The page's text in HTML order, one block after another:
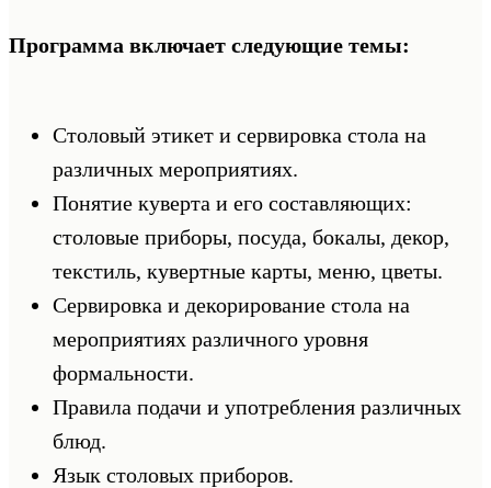
Программа включает следующие темы:
Столовый этикет и сервировка стола на
различных мероприятиях.
Понятие куверта и его составляющих:
столовые приборы, посуда, бокалы, декор,
текстиль, кувертные карты, меню, цветы.
Сервировка и декорирование стола на
мероприятиях различного уровня
формальности.
Правила подачи и употребления различных
блюд.
Язык столовых приборов.